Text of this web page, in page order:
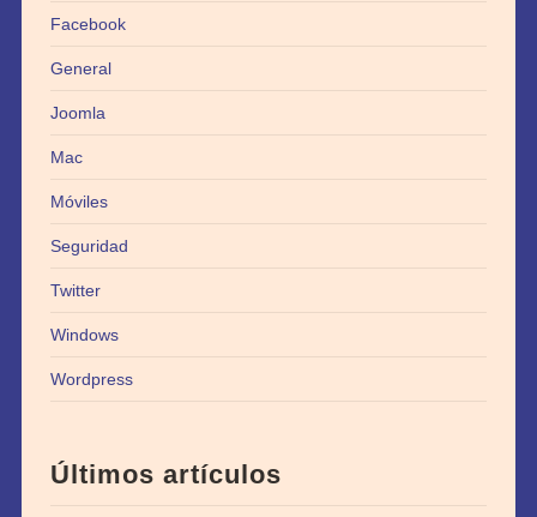
Facebook
General
Joomla
Mac
Móviles
Seguridad
Twitter
Windows
Wordpress
Últimos artículos